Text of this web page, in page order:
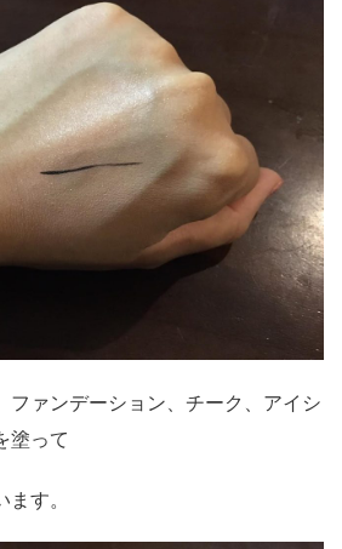
ファンデーション、チーク、アイシ
塗って
す。